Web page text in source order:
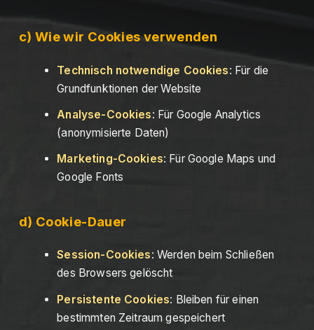
c) Wie wir Cookies verwenden
Technisch notwendige Cookies: Für die
Grundfunktionen der Website
Analyse-Cookies: Für Google Analytics
(anonymisierte Daten)
Marketing-Cookies: Für Google Maps und
Google Fonts
d) Cookie-Dauer
Session-Cookies: Werden beim Schließen
des Browsers gelöscht
Persistente Cookies: Bleiben für einen
bestimmten Zeitraum gespeichert